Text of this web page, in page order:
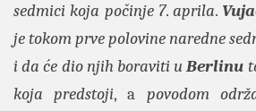
sedmici koja počinje 7. aprila.
je tokom prve polovine naredne
i da će dio njih boraviti uBerlinu
koja predstoji, a povodom